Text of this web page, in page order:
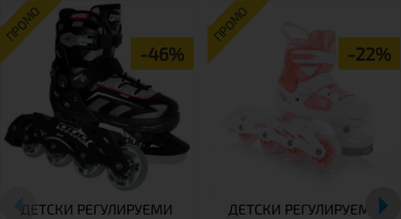
ПРОМО
-46%
ДЕТСКИ РЕГУЛИРУЕМИ
ПРОМО
-22%
ДЕТСКИ РЕГУЛИРУЕМИ